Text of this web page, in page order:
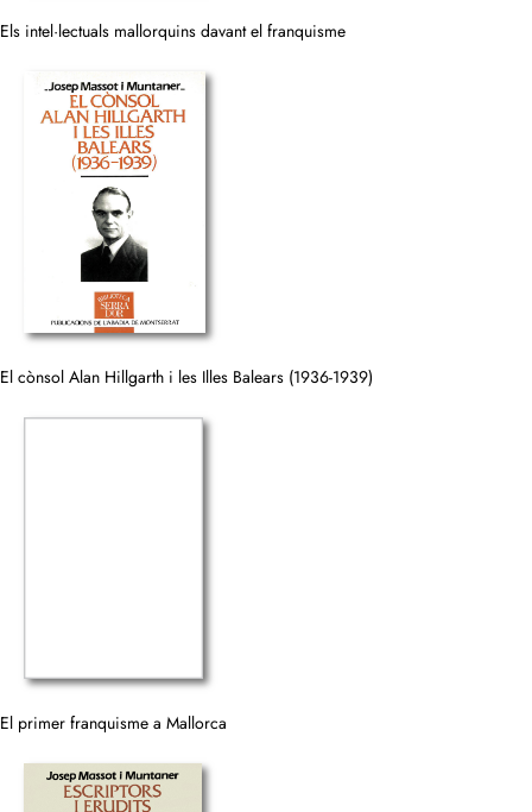
Els intel·lectuals mallorquins davant el franquisme
El cònsol Alan Hillgarth i les Illes Balears (1936-1939)
El primer franquisme a Mallorca